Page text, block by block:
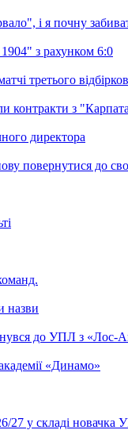
і я почну
з рахунком 6:0
третього
контракти з
директора
повернутися до
назви
до УПЛ з «Лос-
«Динамо»
27 у складі новачка